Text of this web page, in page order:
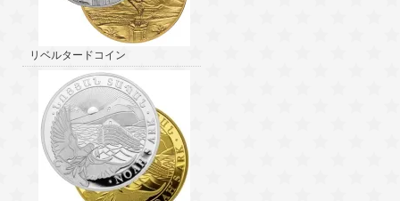
リベルタードコイン